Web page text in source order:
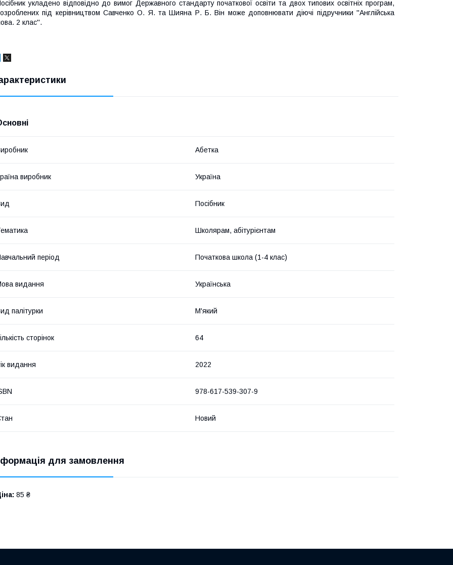
укладено відповідно до вимог Державного стандарту початкової освіти та двох типових освітніх програм,
під керівництвом Савченко О. Я. та Шияна Р. Б. Він може доповнювати діючі підручники ''Англійська
2 клас''.
Абетка
виробник Україна
Посібник
Школярам, абітурієнтам
період Початкова школа (1-4 клас)
видання Українська
палітурки М'який
сторінок 64
видання 2022
978-617-539-307-9
Новий
для замовлення
85 ₴